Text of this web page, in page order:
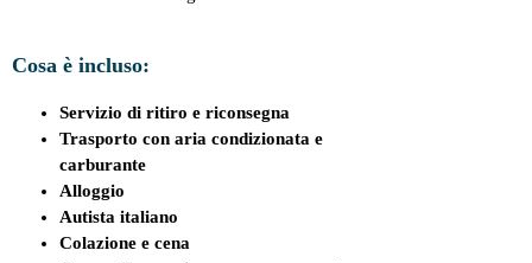
Cosa è incluso:
Servizio di ritiro e riconsegna
Trasporto con aria condizionata e
carburante
Alloggio
Autista italiano
Colazione e cena